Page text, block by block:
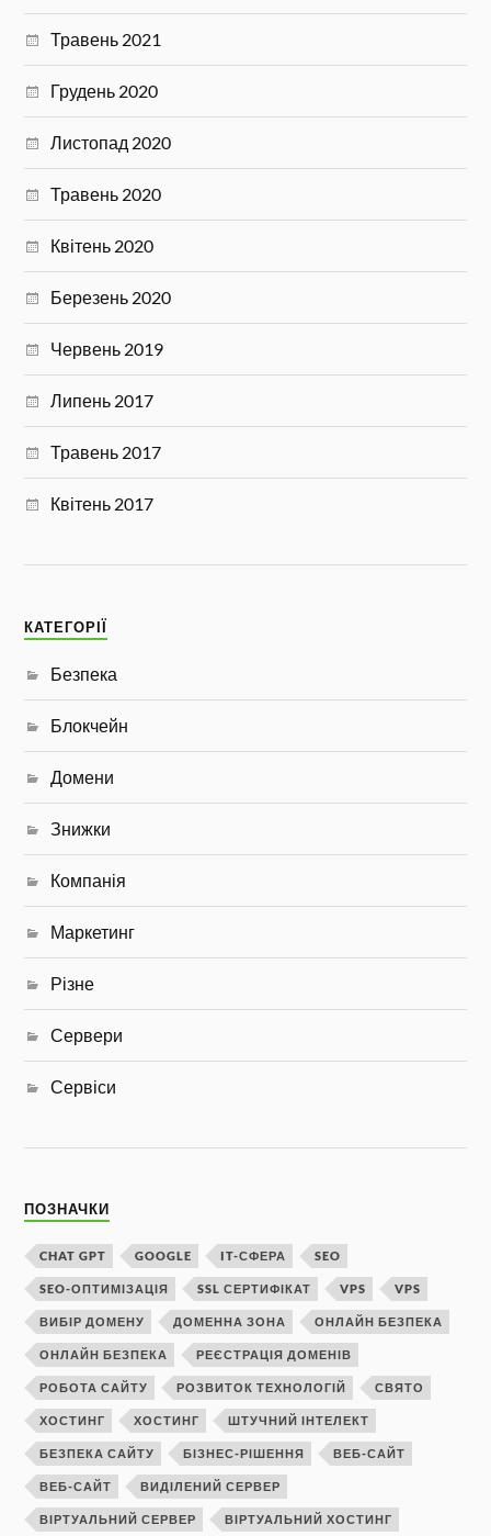
Травень 2021
Грудень 2020
Листопад 2020
Травень 2020
Квітень 2020
Березень 2020
Червень 2019
Липень 2017
Травень 2017
Квітень 2017
КАТЕГОРІЇ
Безпека
Блокчейн
Домени
Знижки
Компанія
Маркетинг
Різне
Сервери
Сервіси
ПОЗНАЧКИ
CHAT GPT GOOGLE IT-СФЕРА SEO
SEO-ОПТИМІЗАЦІЯ SSL СЕРТИФІКАТ VPS VPS
ВИБІР ДОМЕНУ ДОМЕННА ЗОНА ОНЛАЙН БЕЗПЕКА
ОНЛАЙН БЕЗПЕКА РЕЄСТРАЦІЯ ДОМЕНІВ
РОБОТА САЙТУ РОЗВИТОК ТЕХНОЛОГІЙ СВЯТО
ХОСТИНГ ХОСТИНГ ШТУЧНИЙ ІНТЕЛЕКТ
БЕЗПЕКА САЙТУ БІЗНЕС-РІШЕННЯ ВЕБ-САЙТ
ВЕБ-САЙТ ВИДІЛЕНИЙ СЕРВЕР
ВІРТУАЛЬНИЙ СЕРВЕР ВІРТУАЛЬНИЙ ХОСТИНГ